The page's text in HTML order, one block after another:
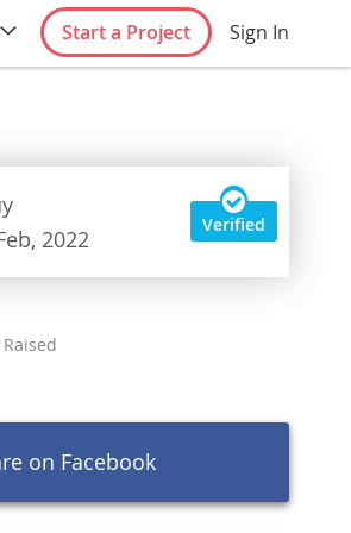
Sign In
Start a Project
2022
Verified
Raised
on Facebook